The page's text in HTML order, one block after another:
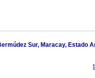
Sur, Maracay, Estado